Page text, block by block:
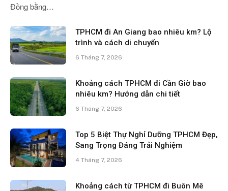
Đồng bằng…
TPHCM đi An Giang bao nhiêu km? Lộ
trình và cách di chuyển
6 Tháng 7, 2026
Khoảng cách TPHCM đi Cần Giờ bao
nhiêu km? Hướng dẫn chi tiết
6 Tháng 7, 2026
Top 5 Biệt Thự Nghỉ Dưỡng TPHCM Đẹp,
Sang Trọng Đáng Trải Nghiệm
4 Tháng 7, 2026
Khoảng cách từ TPHCM đi Buôn Mê